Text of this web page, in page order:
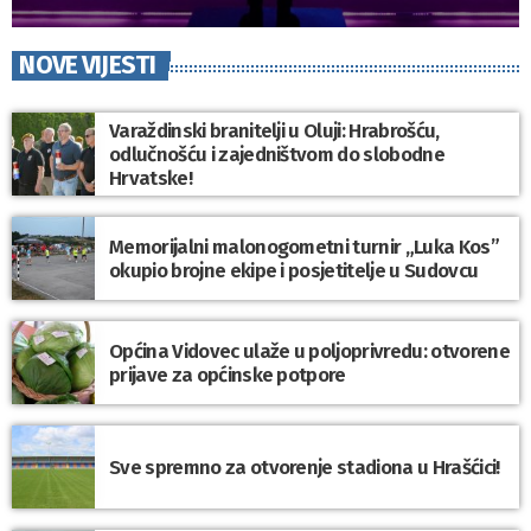
NOVE VIJESTI
Varaždinski branitelji u Oluji: Hrabrošću,
odlučnošću i zajedništvom do slobodne
Hrvatske!
Memorijalni malonogometni turnir „Luka Kos”
okupio brojne ekipe i posjetitelje u Sudovcu
Općina Vidovec ulaže u poljoprivredu: otvorene
prijave za općinske potpore
Sve spremno za otvorenje stadiona u Hrašćici!